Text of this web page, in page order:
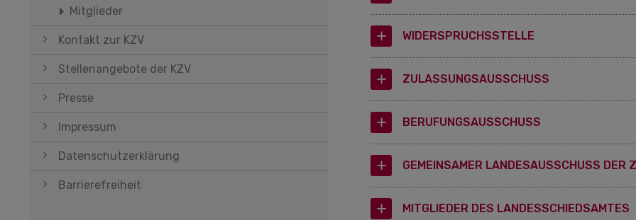
WIDERSPRUCHSSTELLE
ZULASSUNGSAUSSCHUSS
BERUFUNGSAUSSCHUSS
GEMEINSAMER LANDESAUSSCHUSS DER
MITGLIEDER DES LANDESSCHIEDSAMTES
Mitglieder
Kontakt zur KZV
Stellenangebote der KZV
Presse
Impressum
Datenschutzerklärung
Barrierefreiheit